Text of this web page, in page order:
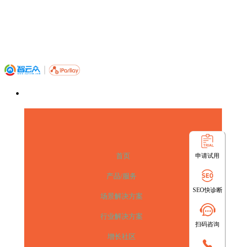
首页
产品/服务
场景解决方案
行业解决方案
增长社区
申请试用
SEO快诊断
扫码咨询